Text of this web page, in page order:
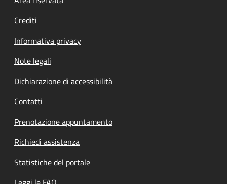
Crediti
Informativa privacy
Note legali
Dichiarazione di accessibilità
Contatti
Prenotazione appuntamento
Richiedi assistenza
Statistiche del portale